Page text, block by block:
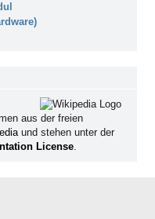
aus der freien
und stehen unter der
License.